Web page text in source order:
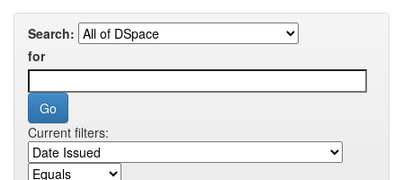
Search:
for
Current filters: